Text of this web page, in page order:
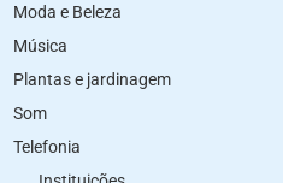
Moda e Beleza
Música
Plantas e jardinagem
Som
Telefonia